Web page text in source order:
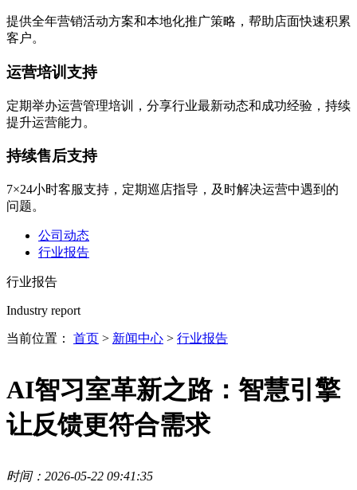
提供全年营销活动方案和本地化推广策略，帮助店面快速积累
客户。
运营培训支持
定期举办运营管理培训，分享行业最新动态和成功经验，持续
提升运营能力。
持续售后支持
7×24小时客服支持，定期巡店指导，及时解决运营中遇到的
问题。
公司动态
行业报告
行业报告
Industry report
当前位置： 首页 > 新闻中心 > 行业报告
AI智习室革新之路：智慧引擎
让反馈更符合需求
时间：2026-05-22 09:41:35